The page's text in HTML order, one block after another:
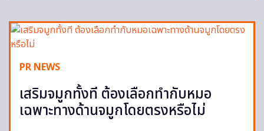
PR NEWS
เสริมจมูกทั้งที ต้องเลือกทำกับหมอ
เฉพาะทางด้านจมูกโดยตรงหรือไม่